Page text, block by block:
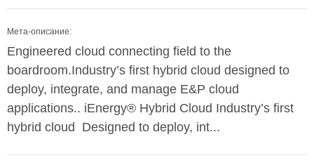
Мета-описание:
Engineered cloud connecting field to the
boardroom.Industry’s first hybrid cloud designed to
deploy, integrate, and manage E&P cloud
applications.. iEnergy® Hybrid Cloud Industry’s first
hybrid cloud Designed to deploy, int...